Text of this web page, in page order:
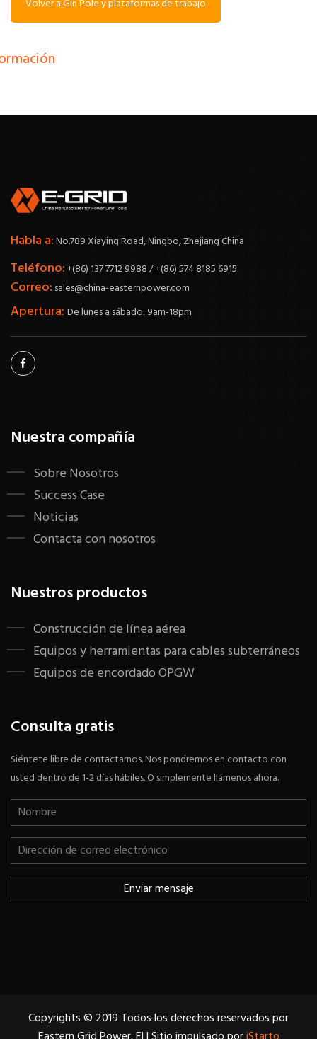
Volver a Gin Pole y plataformas de trabajo
Habla a:No.789 Xiaying Road, Ningbo, Zhejiang China
Teléfono:+(86) 137 7712 9988 / +(86) 574 8185 6915
Correo: sales@china-easternpower.com
Apertura: De lunes a sábado: 9am-18pm
Nuestra compañía
Sobre Nosotros
Success Case
Noticias
Contacta con nosotros
Nuestros productos
Construcción de línea aérea
Equipos y herramientas para cables subterráneos
Equipos de encordado OPGW
Consulta gratis
Siéntete libre de contactarnos. Nos pondremos en contacto con
usted dentro de 1-2 días hábiles. O simplemente llámenos ahora.
Copyrights © 2019 Todos los derechos reservados por